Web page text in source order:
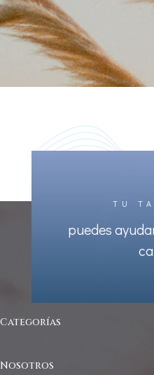
TU
puedes
Categorías
Nosotros